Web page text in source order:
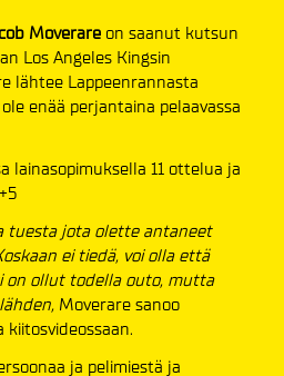
Moverare on saanut kutsun
Los Angeles Kingsin
lähtee Lappeenrannasta
enää perjantaina pelaavassa
lainasopimuksella 11 ottelua ja
tuesta jota olette antaneet
ei tiedä, voi olla että
on ollut todella outo, mutta
Moverare sanoo
ja pelimiestä ja